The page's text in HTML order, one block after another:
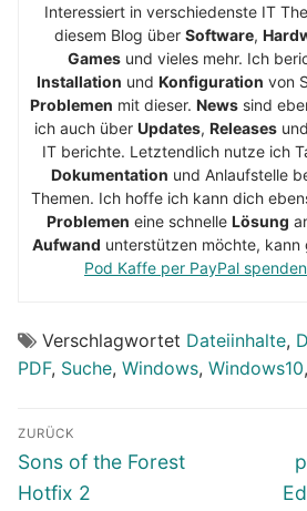
Interessiert in verschiedenste IT
diesem Blog über Software,
Gamesund vieles mehr. Ich
Installation und Konfiguration von
Problemen mit dieser. News sind
ich auch über Updates, Releasesund
IT berichte. Letztendlich nutze ich
Dokumentation und Anlaufstelle
Themen. Ich hoffe ich kann dich
Problemen eine schnelle Lösung
Aufwand unterstützen möchte, kann
Pod Kaffe per PayPal spenden
Verschlagwortet Dateiinhalte,
PDF, Suche, Windows, Windows10,
Beitragsnavigation
ZURÜCK
Vorheriger
Beitrag:
Sons of the Forest
Hotfix 2